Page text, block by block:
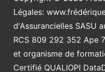
page
Légales:
d'Assurancielles SASU
RCS 809 292 352 Ape
et organisme de
Certifié QUALIOPI